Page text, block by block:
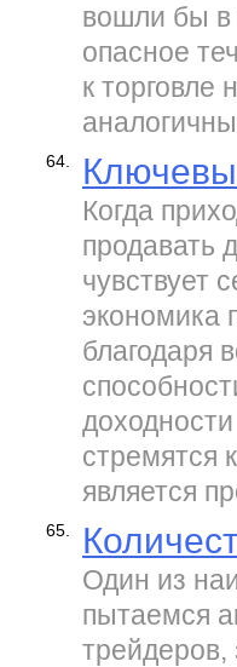
вошли бы в
опасное
к
64.
Когда
продавать
чувствует
экономика
благодаря
стремятся
является
65.
Один из
пытаемся
трейдеров,